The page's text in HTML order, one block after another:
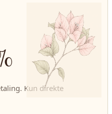
Kun direkte